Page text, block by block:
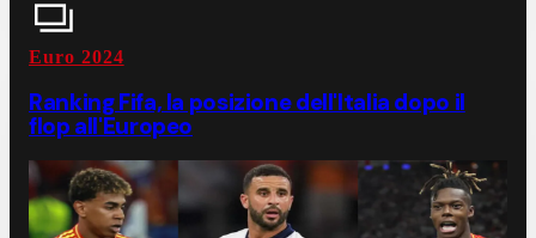
Euro 2024
Ranking Fifa, la posizione dell'Italia dopo il
flop all'Europeo